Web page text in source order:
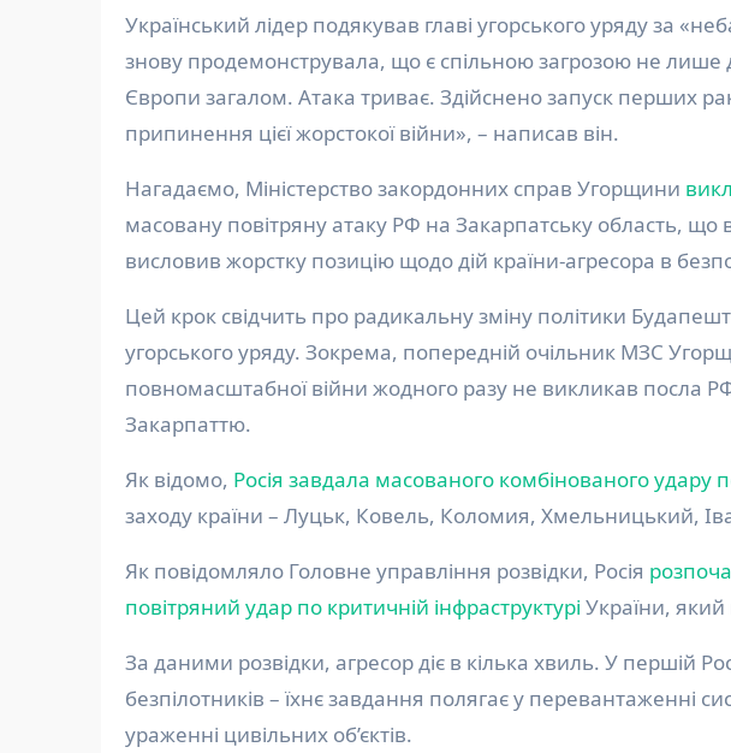
Український лідер подякував главі угорського уряду за
знову продемонструвала, що є спільною загрозою не лише
Європи загалом. Атака триває. Здійснено запуск перших
припинення цієї жорстокої війни», – написав він.
Нагадаємо, Міністерство закордонних справ Угорщини
масовану повітряну атаку РФ на Закарпатську область, що
висловив жорстку позицію щодо дій країни-агресора в
Цей крок свідчить про радикальну зміну політики
угорського уряду. Зокрема, попередній очільник МЗС
повномасштабної війни жодного разу не викликав посла РФ
Закарпаттю.
Як відомо, Росія завдала масованого комбінованого удару
заходу країни – Луцьк, Ковель, Коломия, Хмельницький,
Як повідомляло Головне управління розвідки, Росія
повітряний удар по критичній інфраструктурі України,
За даними розвідки, агресор діє в кілька хвиль. У першій
безпілотників – їхнє завдання полягає у перевантаженні
ураженні цивільних об’єктів.